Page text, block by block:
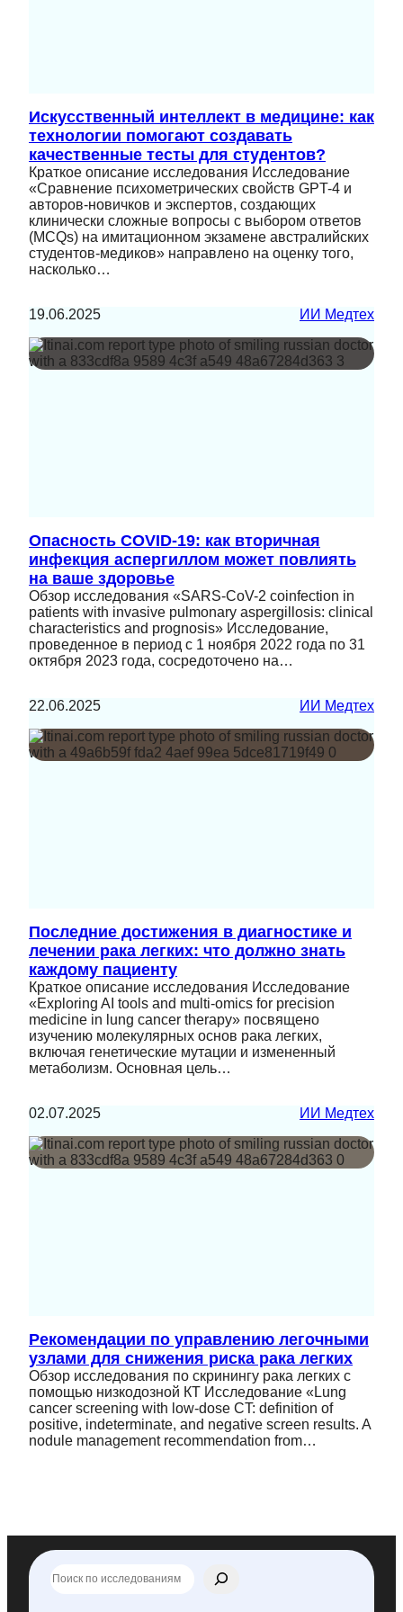
Искусственный интеллект в медицине: как
технологии помогают создавать
качественные тесты для студентов?
Краткое описание исследования Исследование
«Сравнение психометрических свойств GPT-4 и
авторов-новичков и экспертов, создающих
клинически сложные вопросы с выбором ответов
(MCQs) на имитационном экзамене австралийских
студентов-медиков» направлено на оценку того,
насколько…
19.06.2025 ИИ Медтех
Опасность COVID-19: как вторичная
инфекция аспергиллом может повлиять
на ваше здоровье
Обзор исследования «SARS-CoV-2 coinfection in
patients with invasive pulmonary aspergillosis: clinical
characteristics and prognosis» Исследование,
проведенное в период с 1 ноября 2022 года по 31
октября 2023 года, сосредоточено на…
22.06.2025 ИИ Медтех
Последние достижения в диагностике и
лечении рака легких: что должно знать
каждому пациенту
Краткое описание исследования Исследование
«Exploring AI tools and multi-omics for precision
medicine in lung cancer therapy» посвящено
изучению молекулярных основ рака легких,
включая генетические мутации и измененный
метаболизм. Основная цель…
02.07.2025 ИИ Медтех
Рекомендации по управлению легочными
узлами для снижения риска рака легких
Обзор исследования по скринингу рака легких с
помощью низкодозной КТ Исследование «Lung
cancer screening with low-dose CT: definition of
positive, indeterminate, and negative screen results. A
nodule management recommendation from…
П
о